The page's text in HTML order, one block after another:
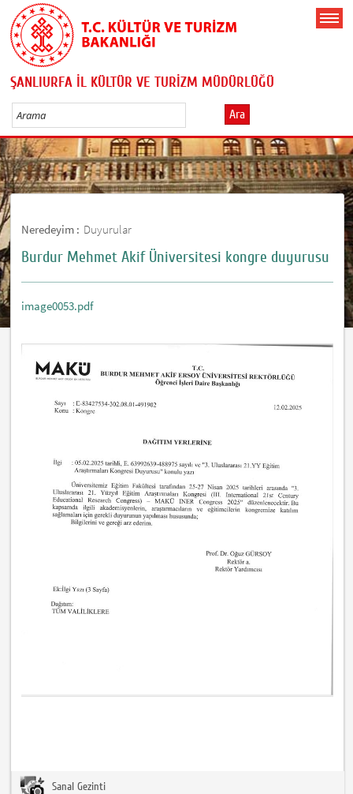
ŞANLIURFA İL KÜLTÜR VE TURİZM MÜDÜRLÜĞÜ
Ara
Neredeyim : Duyurular
Burdur Mehmet Akif Üniversitesi kongre duyurusu
image0053.pdf
Sanal Gezinti